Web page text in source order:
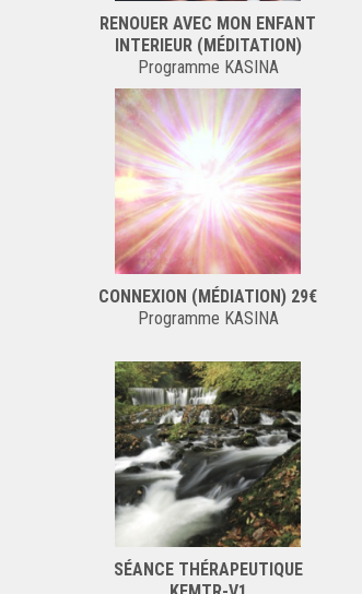
RENOUER AVEC MON ENFANT
INTERIEUR (MÉDITATION)
Programme KASINA
CONNEXION (MÉDIATION) 29€
Programme KASINA
SÉANCE THÉRAPEUTIQUE